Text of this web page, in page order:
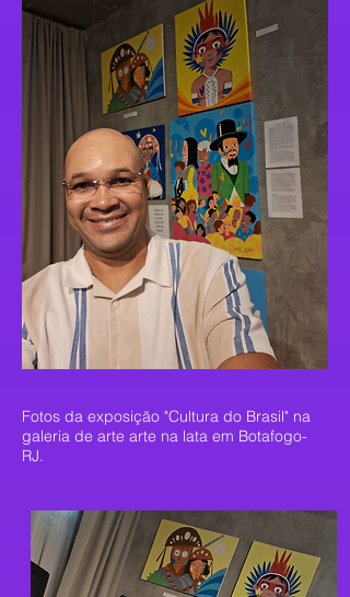
Fotos da exposição "Cultura do Brasil" na
galeria de arte arte na lata em Botafogo-
RJ.